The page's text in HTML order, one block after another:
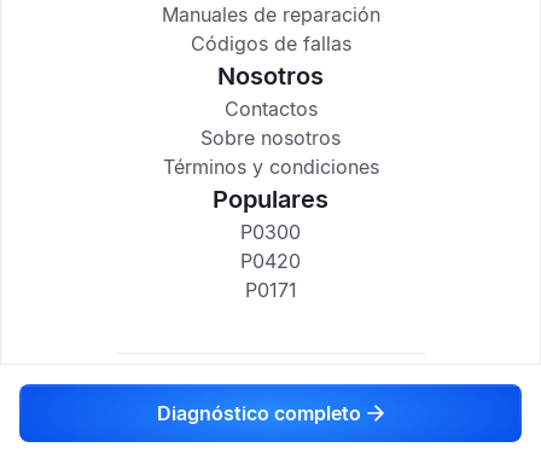
Diagnóstico completo
Manuales de reparación
Códigos de fallas
Nosotros
Contactos
Sobre nosotros
Términos y condiciones
Populares
P0300
P0420
P0171
codigosdtc.com © 2017-2025